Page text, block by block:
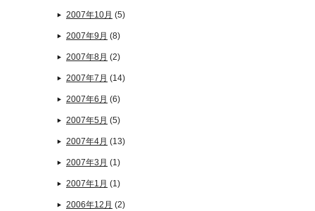
2007年10月 (5)
2007年9月 (8)
2007年8月 (2)
2007年7月 (14)
2007年6月 (6)
2007年5月 (5)
2007年4月 (13)
2007年3月 (1)
2007年1月 (1)
2006年12月 (2)